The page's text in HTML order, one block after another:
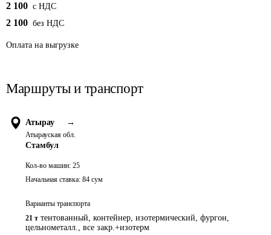
2 100 c НДС
2 100 без НДС
Оплата на выгрузке
Маршруты и транспорт
Атырау →
Атырауская обл.
Стамбул
Кол-во машин: 25
Начальная ставка: 84 сум
Варианты транспорта
21 т тентованный, контейнер, изотермический, фургон,
цельнометалл., все закр.+изотерм